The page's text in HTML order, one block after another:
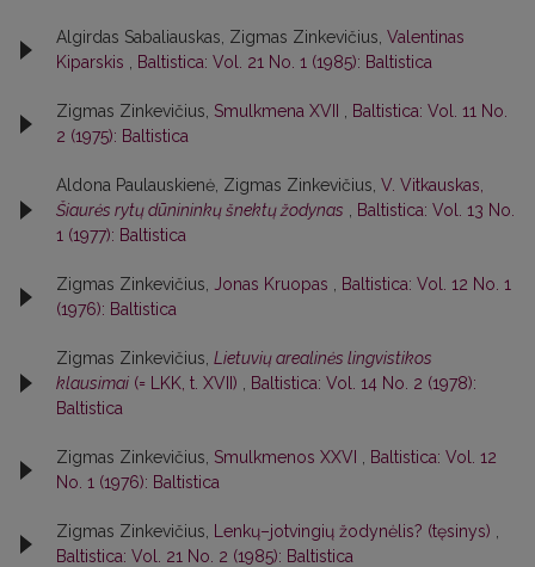
Algirdas Sabaliauskas, Zigmas Zinkevičius, Valentinas
Kiparskis
Baltistica: Vol. 21 No. 1 (1985): Baltistica
Zigmas Zinkevičius, Smulkmena XVII
Baltistica: Vol. 11 No.
2 (1975): Baltistica
Aldona Paulauskienė, Zigmas Zinkevičius, V. Vitkauskas,
Šiaurės rytų dūnininkų šnektų žodynas
Baltistica: Vol. 13 No.
1 (1977): Baltistica
Zigmas Zinkevičius, Jonas Kruopas
Baltistica: Vol. 12 No. 1
(1976): Baltistica
Zigmas Zinkevičius, Lietuvių arealinės lingvistikos
klausimai (= LKK, t. XVII)
Baltistica: Vol. 14 No. 2 (1978):
Baltistica
Zigmas Zinkevičius, Smulkmenos XXVI
Baltistica: Vol. 12
No. 1 (1976): Baltistica
Zigmas Zinkevičius, Lenkų–jotvingių žodynėlis? (tęsinys)
Baltistica: Vol. 21 No. 2 (1985): Baltistica